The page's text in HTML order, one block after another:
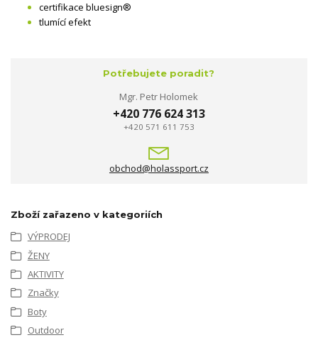
certifikace bluesign®
tlumící efekt
Potřebujete poradit?
Mgr. Petr Holomek
+420 776 624 313
+420 571 611 753
obchod@holassport.cz
Zboží zařazeno v kategoriích
VÝPRODEJ
ŽENY
AKTIVITY
Značky
Boty
Outdoor